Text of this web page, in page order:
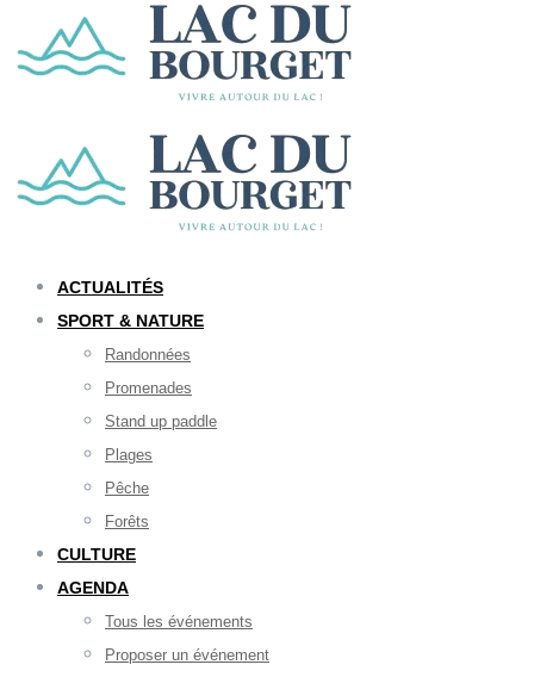
ACTUALITÉS
SPORT & NATURE
Randonnées
Promenades
Stand up paddle
Plages
Pêche
Forêts
CULTURE
AGENDA
Tous les événements
Proposer un événement